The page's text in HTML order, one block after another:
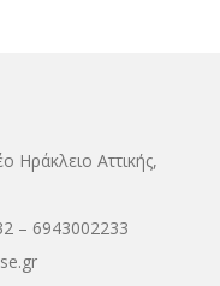
Αττικής,
– 6943002233